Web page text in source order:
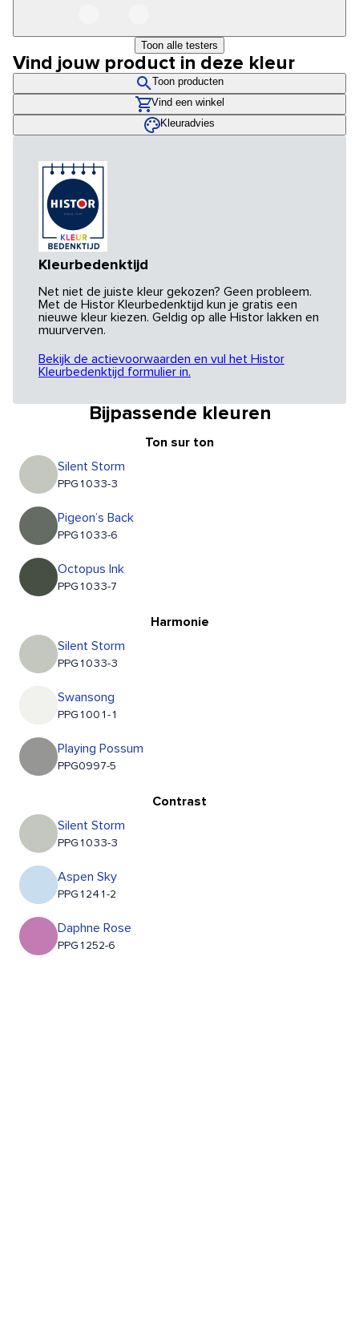
Toon alle testers
Vind jouw product in deze kleur
Toon producten
Vind een winkel
Kleuradvies
Kleurbedenktijd
Net niet de juiste kleur gekozen? Geen probleem.
Met de Histor Kleurbedenktijd kun je gratis een
nieuwe kleur kiezen. Geldig op alle Histor lakken en
muurverven.
Bekijk de actievoorwaarden en vul het Histor
Kleurbedenktijd formulier in.
Bijpassende kleuren
Ton sur ton
Silent Storm
PPG1033-3
Pigeon’s Back
PPG1033-6
Octopus Ink
PPG1033-7
Harmonie
Silent Storm
PPG1033-3
Swansong
PPG1001-1
Playing Possum
PPG0997-5
Contrast
Silent Storm
PPG1033-3
Aspen Sky
PPG1241-2
Daphne Rose
PPG1252-6